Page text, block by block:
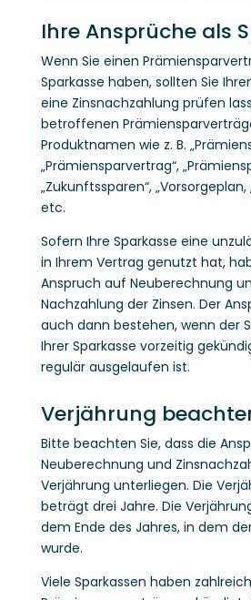
Ihre Ansprüche als
Wenn Sie einen
Sparkasse haben, sollten Sie
eine Zinsnachzahlung prüfen
betroffenen
Produktnamen wie z. B.
„Prämiensparvertrag“,
„Zukunftssparen“,
etc.
Sofern Ihre Sparkasse eine
in Ihrem Vertrag genutzt hat,
Anspruch auf Neuberechnung
Nachzahlung der Zinsen. Der
auch dann bestehen, wenn der
Ihrer Sparkasse vorzeitig
regulär ausgelaufen ist.
Verjährung
Bitte beachten Sie, dass die
Neuberechnung und
Verjährung unterliegen. Die
beträgt drei Jahre. Die
dem Ende des Jahres, in dem
wurde.
Viele Sparkassen haben